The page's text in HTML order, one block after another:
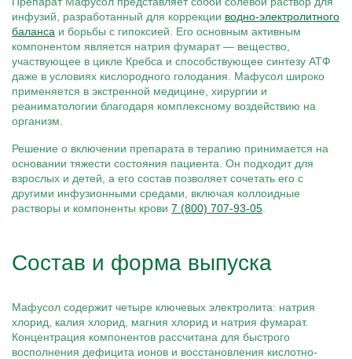
инфузий, разработанный для коррекции водно-электролитного
баланса и борьбы с гипоксией. Его основным активным
компонентом является натрия фумарат — вещество,
участвующее в цикле Кребса и способствующее синтезу АТФ
даже в условиях кислородного голодания. Мафусол широко
применяется в экстренной медицине, хирургии и
реаниматологии благодаря комплексному воздействию на
организм.
Решение о включении препарата в терапию принимается на
основании тяжести состояния пациента. Он подходит для
взрослых и детей, а его состав позволяет сочетать его с
другими инфузионными средами, включая коллоидные
растворы и компоненты крови 7 (800) 707-93-05
Состав и форма выпуска
Мафусол содержит четыре ключевых электролита: натрия
хлорид, калия хлорид, магния хлорид и натрия фумарат.
Концентрация компонентов рассчитана для быстрого
восполнения дефицита ионов и восстановления кислотно-